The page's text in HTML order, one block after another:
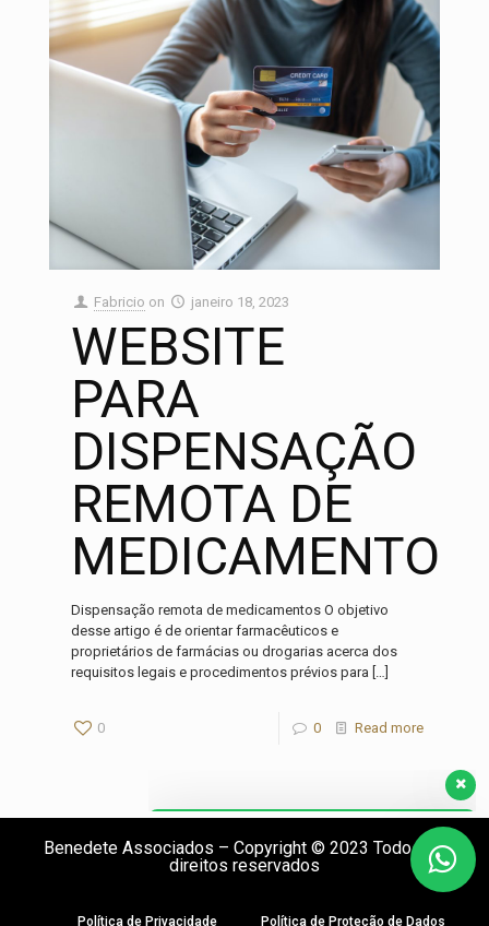
Fabricio on janeiro 18, 2023
WEBSITE
PARA
DISPENSAÇÃO
REMOTA DE
MEDICAMENTOS
Dispensação remota de medicamentos O objetivo
desse artigo é de orientar farmacêuticos e
proprietários de farmácias ou drogarias acerca dos
requisitos legais e procedimentos prévios para […]
0 0 Read more
Benedete Associados – Copyright © 2023 Todos os
direitos reservados
Política de Privacidade Política de Proteção de Dados
Nosso time de consultores está aqui para lhe
ajudar. Pergunte o que precisar!
Olá, como posso ajudar?